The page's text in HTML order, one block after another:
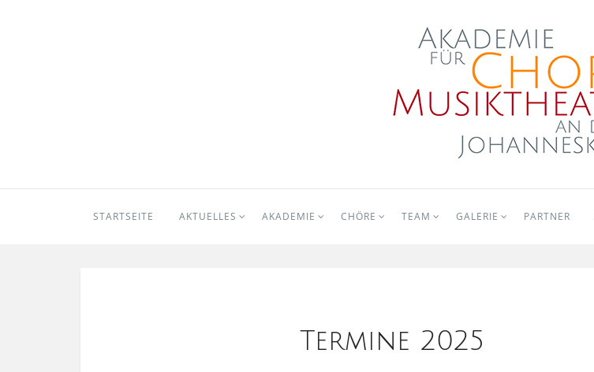
STARTSEITE AKTUELLES AKADEMIE CHÖRE TEAM GALERIE PARTNER
Termine 2025